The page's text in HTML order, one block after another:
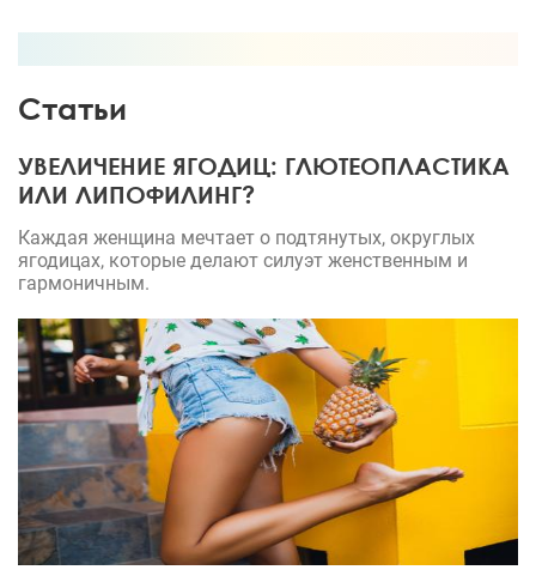
Статьи
УВЕЛИЧЕНИЕ ЯГОДИЦ: ГЛЮТЕОПЛАСТИКА
ИЛИ ЛИПОФИЛИНГ?
Каждая женщина мечтает о подтянутых, округлых
ягодицах, которые делают силуэт женственным и
гармоничным.